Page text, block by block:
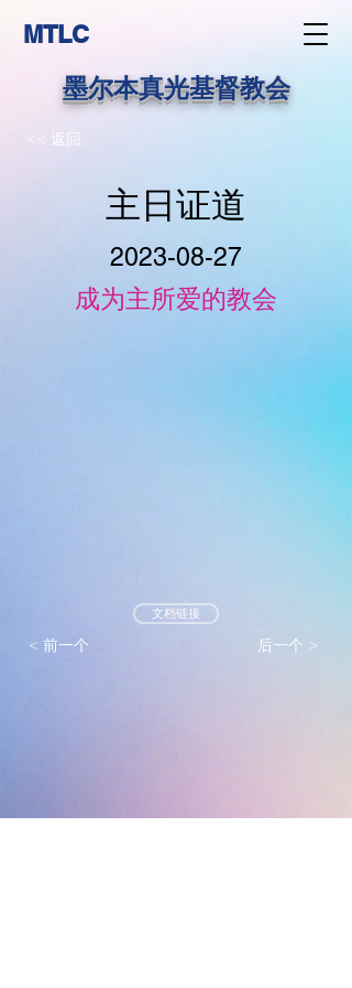
MTLC
墨尔本真光基督教会
<< 返回
主日证道
2023-08-27
成为主所爱的教会
文档链接
< 前一个 后一个 >